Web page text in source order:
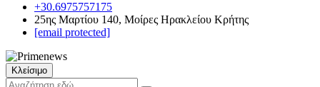
+30.6975757175
25ης Μαρτίου 140, Μοίρες Ηρακλείου Κρήτης
[email protected]
Κλείσιμο